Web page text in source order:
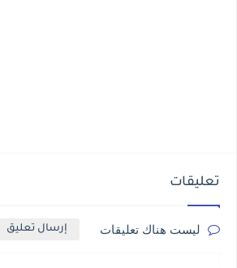
تعليقات
ليست هناك تعليقات إرسال تعليق